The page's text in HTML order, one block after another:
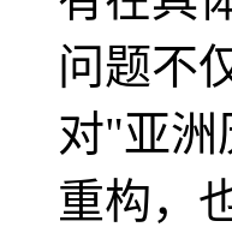
问题不
对"亚洲
重构，